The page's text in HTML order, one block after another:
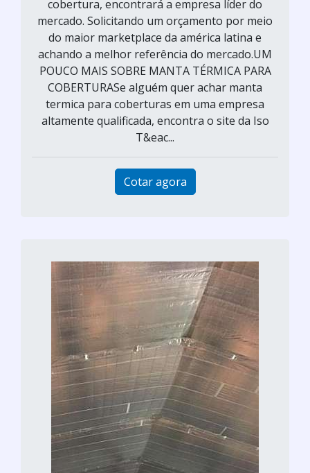
cobertura, encontrará a empresa líder do
mercado. Solicitando um orçamento por meio
do maior marketplace da américa latina e
achando a melhor referência do mercado.UM
POUCO MAIS SOBRE MANTA TÉRMICA PARA
COBERTURASe alguém quer achar manta
termica para coberturas em uma empresa
altamente qualificada, encontra o site da Iso
T&eac...
Cotar agora